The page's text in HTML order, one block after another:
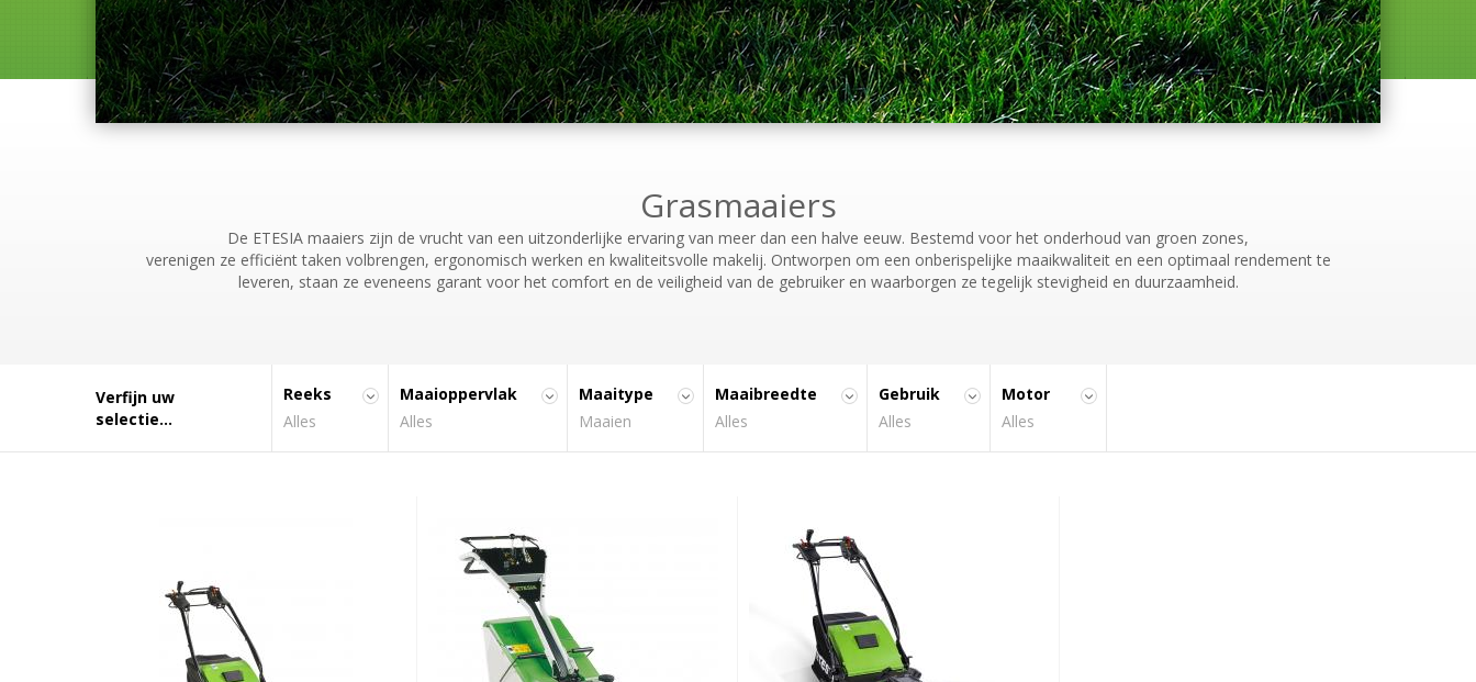
BEKIJK ALLE ZITMAAIERS
21 modellen
Sportvelden
Toebehoren
Reeks
BAHIA (6)
Buffalo 100 (4)
HYDRO 124 (3)
HYDRO 80-2 (4)
Motor
Diesel (6)
Benzine (9)
Electric (2)
BEKIJK ALLE BOSMAAIERS
8 modellen
Toebehoren
Reeks
Attila (8)
Grasmaaiers
De ETESIA maaiers zijn de vrucht van een uitzonderlijke ervaring van meer dan een halve eeuw. Bestemd voor het onderhoud van groen zones,
verenigen ze efficiënt taken volbrengen, ergonomisch werken en kwaliteitsvolle makelij. Ontworpen om een onberispelijke maaikwaliteit en een optimaal rendement te
leveren, staan ze eveneens garant voor het comfort en de veiligheid van de gebruiker en waarborgen ze tegelijk stevigheid en duurzaamheid.
Verfijn uw
selectie...
Reeks
Alles
Maaioppervlak
Alles
Maaitype
Maaien
Maaibreedte
Alles
Gebruik
Alles
Motor
Alles